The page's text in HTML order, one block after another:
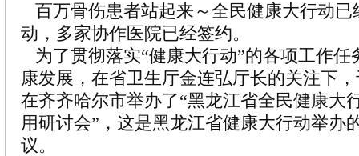
百万骨伤患者站起来～全民健康大行动已
动，多家协作医院已经签约。
为了贯彻落实“健康大行动”的各项工作任
康发展，在省卫生厅金连弘厅长的关注下，
在齐齐哈尔市举办了“黑龙江省全民健康大
用研讨会”，这是黑龙江省健康大行动举办
议。